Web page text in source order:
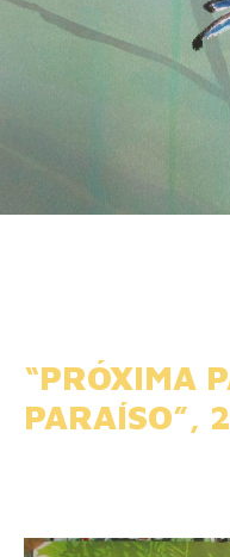
“PRÓXIMA
PARAÍSO”,